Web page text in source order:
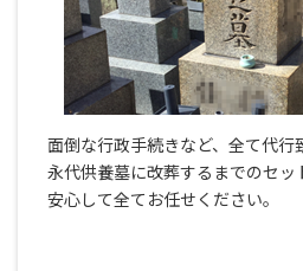
面倒な行政手続きなど、全て代行
永代供養墓に改葬するまでのセッ
安心して全てお任せください。